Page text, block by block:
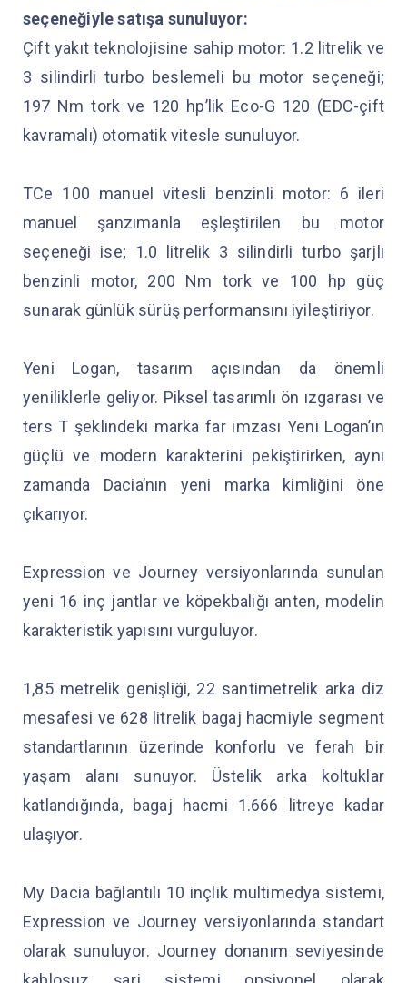
seçeneğiyle satışa sunuluyor:
Çift yakıt teknolojisine sahip motor: 1.2 litrelik ve
3 silindirli turbo beslemeli bu motor seçeneği;
197 Nm tork ve 120 hp’lik Eco-G 120 (EDC-çift
kavramalı) otomatik vitesle sunuluyor.
TCe 100 manuel vitesli benzinli motor: 6 ileri
manuel şanzımanla eşleştirilen bu motor
seçeneği ise; 1.0 litrelik 3 silindirli turbo şarjlı
benzinli motor, 200 Nm tork ve 100 hp güç
sunarak günlük sürüş performansını iyileştiriyor.
Yeni Logan, tasarım açısından da önemli
yeniliklerle geliyor. Piksel tasarımlı ön ızgarası ve
ters T şeklindeki marka far imzası Yeni Logan’ın
güçlü ve modern karakterini pekiştirirken, aynı
zamanda Dacia’nın yeni marka kimliğini öne
çıkarıyor.
Expression ve Journey versiyonlarında sunulan
yeni 16 inç jantlar ve köpekbalığı anten, modelin
karakteristik yapısını vurguluyor.
1,85 metrelik genişliği, 22 santimetrelik arka diz
mesafesi ve 628 litrelik bagaj hacmiyle segment
standartlarının üzerinde konforlu ve ferah bir
yaşam alanı sunuyor. Üstelik arka koltuklar
katlandığında, bagaj hacmi 1.666 litreye kadar
ulaşıyor.
My Dacia bağlantılı 10 inçlik multimedya sistemi,
Expression ve Journey versiyonlarında standart
olarak sunuluyor. Journey donanım seviyesinde